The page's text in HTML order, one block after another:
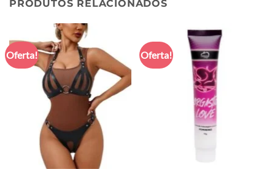
PRODUTOS RELACIONADOS
Oferta! Oferta!